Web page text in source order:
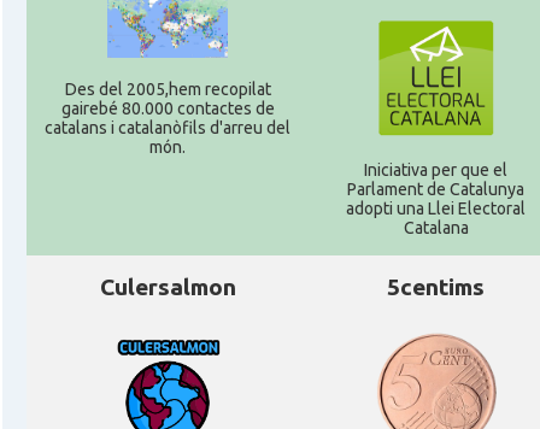
Des del 2005,hem recopilat
gairebé 80.000 contactes de
catalans i catalanòfils d'arreu del
món.
Iniciativa per que el
Parlament de Catalunya
adopti una Llei Electoral
Catalana
Culersalmon 5centims